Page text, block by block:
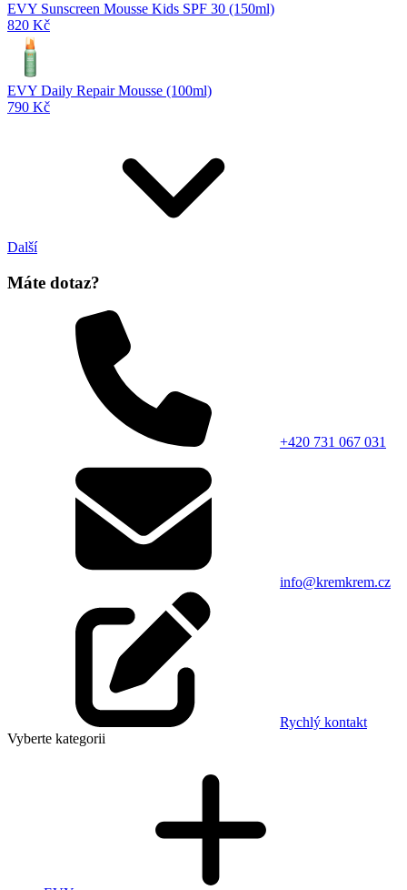
EVY Sunscreen Mousse Kids SPF 30 (150ml)
820 Kč
EVY Daily Repair Mousse (100ml)
790 Kč
Další
Máte dotaz?
+420 731 067 031
info@kremkrem.cz
Rychlý kontakt
Vyberte kategorii